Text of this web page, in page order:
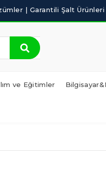
ve Eğitimler